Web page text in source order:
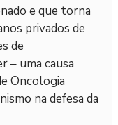
e que torna
privados de
de
– uma causa
Oncologia
na defesa da